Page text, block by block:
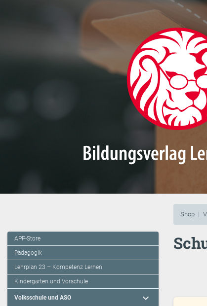
Shop
APP-Store
Pädagogik
Lehrplan 23 – Kompetenz Lernen
Kindergarten und Vorschule
Volksschule und ASO expand_more